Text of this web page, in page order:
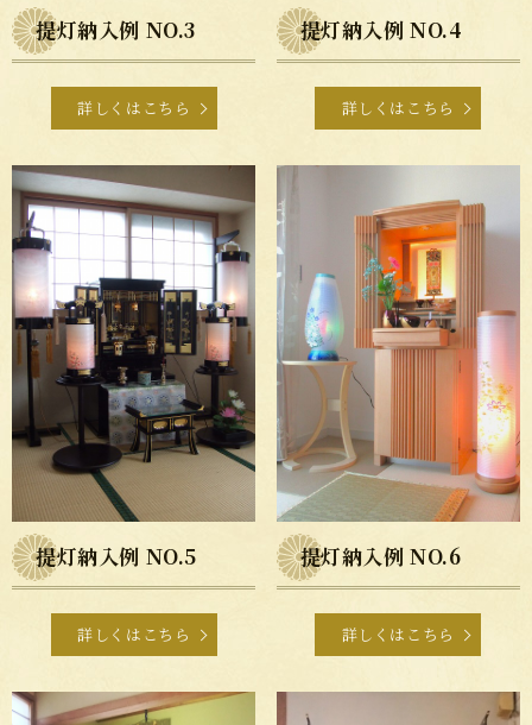
提灯納入例 NO.3
詳しくはこちら
提灯納入例 NO.4
詳しくはこちら
提灯納入例 NO.5
詳しくはこちら
提灯納入例 NO.6
詳しくはこちら